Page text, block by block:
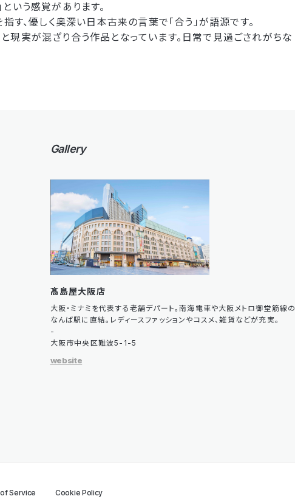
いう感覚があります。
す、優しく奥深い日本古来の言葉で「合う」が語源です。
現実が混ざり合う作品となっています。日常で見過ごされがちな
Gallery
髙島屋大阪店
大阪・ミナミを代表する老舗デパート。南海電車や大阪メトロ御堂筋線の
なんば駅に直結。レディースファッションやコスメ、雑貨などが充実。
-
大阪市中央区難波5-1-5
website
Service Cookie Policy